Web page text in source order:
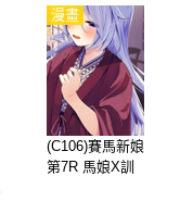
是我的前女
友）【日語】
(C106)賽馬新娘
第7R 馬娘X訓
漫畫